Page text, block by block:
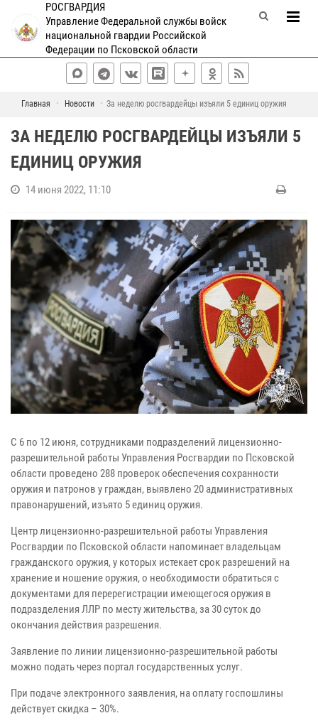
РОСГВАРДИЯ
Управление Федеральной службы войск
национальной гвардии Российской
Федерации по Псковской области
Главная Новости За неделю росгвардейцы изъяли 5 единиц оружия
ЗА НЕДЕЛЮ РОСГВАРДЕЙЦЫ ИЗЪЯЛИ 5
ЕДИНИЦ ОРУЖИЯ
14 июня 2022, 11:10
С 6 по 12 июня, сотрудниками подразделений лицензионно-
разрешительной работы Управления Росгвардии по Псковской
области проведено 288 проверок обеспечения сохранности
оружия и патронов у граждан, выявлено 20 административных
правонарушений, изъято 5 единиц оружия.
Центр лицензионно-разрешительной работы Управления
Росгвардии по Псковской области напоминает владельцам
гражданского оружия, у которых истекает срок разрешений на
хранение и ношение оружия, о необходимости обратиться с
документами для перерегистрации имеющегося оружия в
подразделения ЛЛР по месту жительства, за 30 суток до
окончания действия разрешения.
Заявление по линии лицензионно-разрешительной работы
можно подать через портал государственных услуг.
При подаче электронного заявления, на оплату госпошлины
действует скидка – 30%.